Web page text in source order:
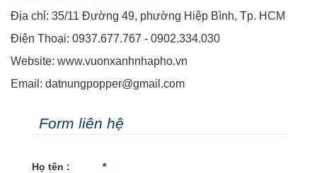
Địa chỉ: 35/11 Đường 49, phường Hiệp Bình, Tp. HCM
Điện Thoại: 0937.677.767 - 0902.334.030
Website: www.vuonxanhnhapho.vn
Email: datnungpopper@gmail.com
Form liên hệ
Họ tên : *